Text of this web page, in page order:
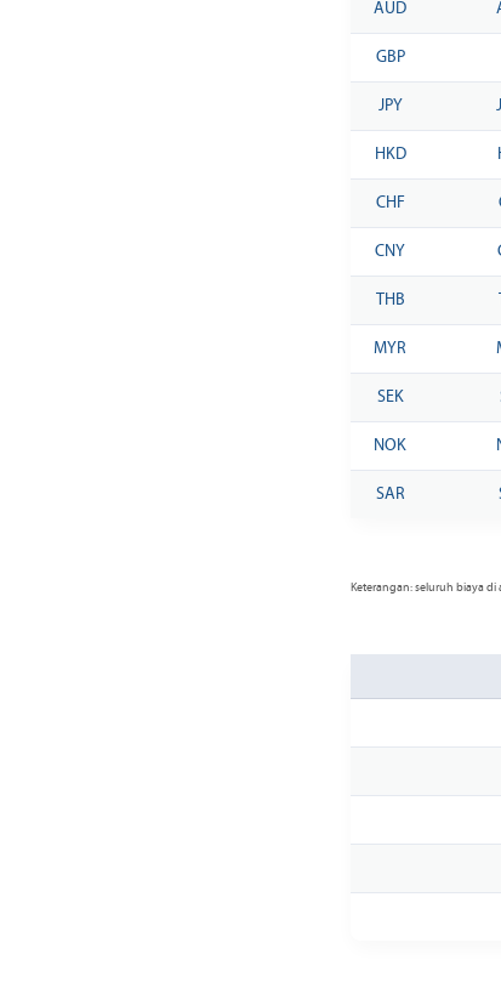
AUD
GBP
JPY
HKD
CHF
CNY
THB
MYR
SEK
NOK
SAR
Keterangan: seluruh biaya